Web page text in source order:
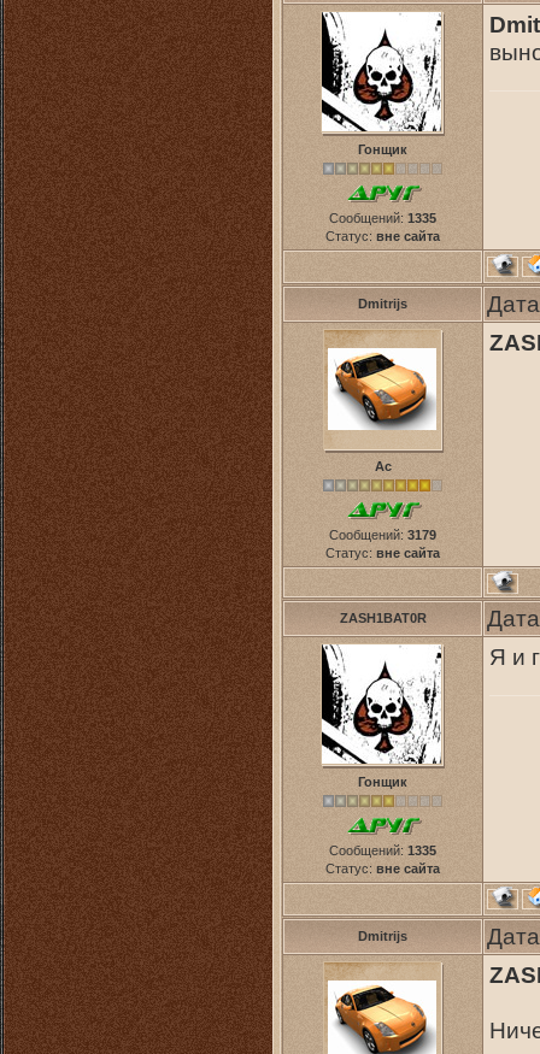
Гонщик
Сообщений: 1335
Статус: вне сайта
Dmitrijs
Ас
Сообщений: 3179
Статус: вне сайта
ZASH1BAT0R
Гонщик
Сообщений: 1335
Статус: вне сайта
Я и
Dmitrijs